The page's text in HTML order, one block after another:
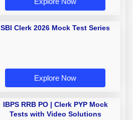
SBI Clerk 2026 Mock Test Series
Explore Now
IBPS RRB PO | Clerk PYP Mock
Tests with Video Solutions